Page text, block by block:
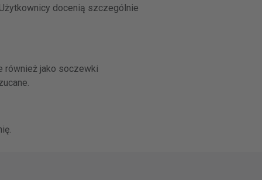
docenią szczególnie
również jako soczewki